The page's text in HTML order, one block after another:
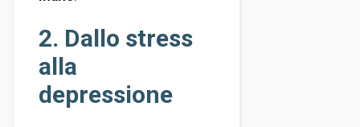
2. Dallo stress
alla
depressione